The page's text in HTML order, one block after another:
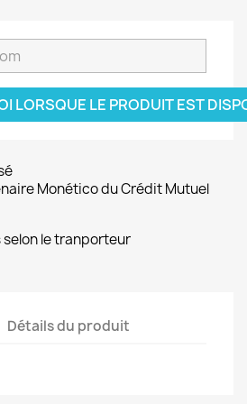
LORSQUE LE PRODUIT EST
Monético du Crédit Mutuel
le tranporteur
Détails du produit